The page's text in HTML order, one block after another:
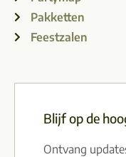
Pakketten
Feestzalen
Blijf op de
Ontvang